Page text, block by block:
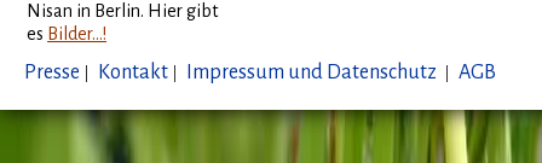
Nisan in Berlin. Hier gibt
es Bilder...!
Presse | Kontakt | Impressum und Datenschutz | AGB